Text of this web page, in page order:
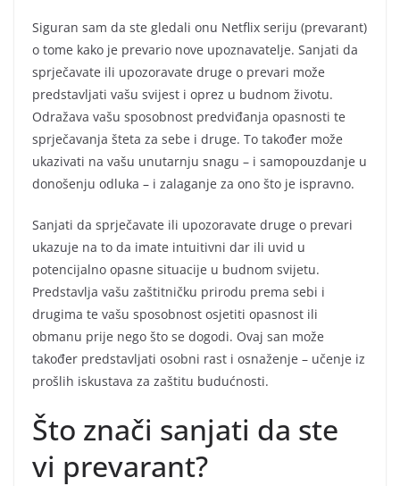
Siguran sam da ste gledali onu Netflix seriju (prevarant)
o tome kako je prevario nove upoznavatelje. Sanjati da
sprječavate ili upozoravate druge o prevari može
predstavljati vašu svijest i oprez u budnom životu.
Odražava vašu sposobnost predviđanja opasnosti te
sprječavanja šteta za sebe i druge. To također može
ukazivati na vašu unutarnju snagu – i samopouzdanje u
donošenju odluka – i zalaganje za ono što je ispravno.
Sanjati da sprječavate ili upozoravate druge o prevari
ukazuje na to da imate intuitivni dar ili uvid u
potencijalno opasne situacije u budnom svijetu.
Predstavlja vašu zaštitničku prirodu prema sebi i
drugima te vašu sposobnost osjetiti opasnost ili
obmanu prije nego što se dogodi. Ovaj san može
također predstavljati osobni rast i osnaženje – učenje iz
prošlih iskustava za zaštitu budućnosti.
Što znači sanjati da ste
vi prevarant?